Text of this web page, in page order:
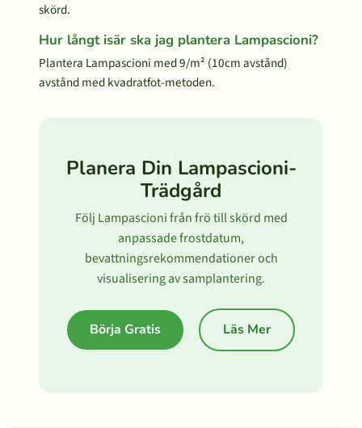
skörd.
Hur långt isär ska jag plantera Lampascioni?
Plantera Lampascioni med 9/m² (10cm avstånd)
avstånd med kvadratfot-metoden.
Planera Din Lampascioni-
Trädgård
Följ Lampascioni från frö till skörd med
anpassade frostdatum,
bevattningsrekommendationer och
visualisering av samplantering.
Börja Gratis Läs Mer